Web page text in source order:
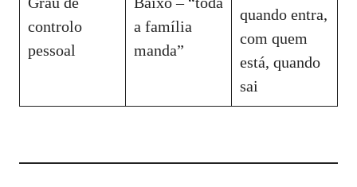
controlo
pessoal
a família
manda”
quando entra,
com quem
está, quando
sai